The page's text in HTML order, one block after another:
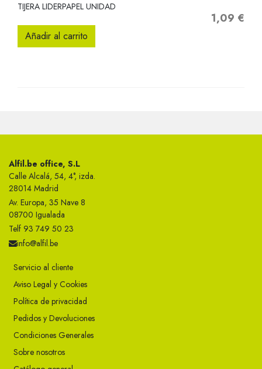
TIJERA LIDERPAPEL UNIDAD
Precio
1,09 €
Añadir al carrito
Alfil.be office, S.L
Calle Alcalá, 54, 4°, izda.
28014 Madrid
Av. Europa, 35 Nave 8
08700 Igualada
Telf 93 749 50 23
info@alfil.be
Servicio al cliente
Aviso Legal y Cookies
Política de privacidad
Pedidos y Devoluciones
Condiciones Generales
Sobre nosotros